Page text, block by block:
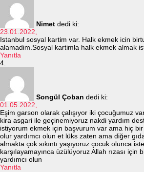
Nimet dedi ki:
23.01.2022,
Istanbul sosyal kartim var. Halk ekmek icin
alamadim.Sosyal kartimla halk ekmek almak
Yanıtla
Songül Çoban dedi ki:
01.05.2022,
Eşim garson olarak çalışıyor iki çocuğumuz
kira asgari ile geçinemiyoruz nakdi yardım
istiyorum ekmek için başvurum var ama hiç
olur yardımcı olun et lüks zaten ama diğer
almakta çok sıkıntı yaşıyoruz çocuk olunca
karşılayamayınca üzülüyoruz Allah rızası için
yardımcı olun
Yanıtla